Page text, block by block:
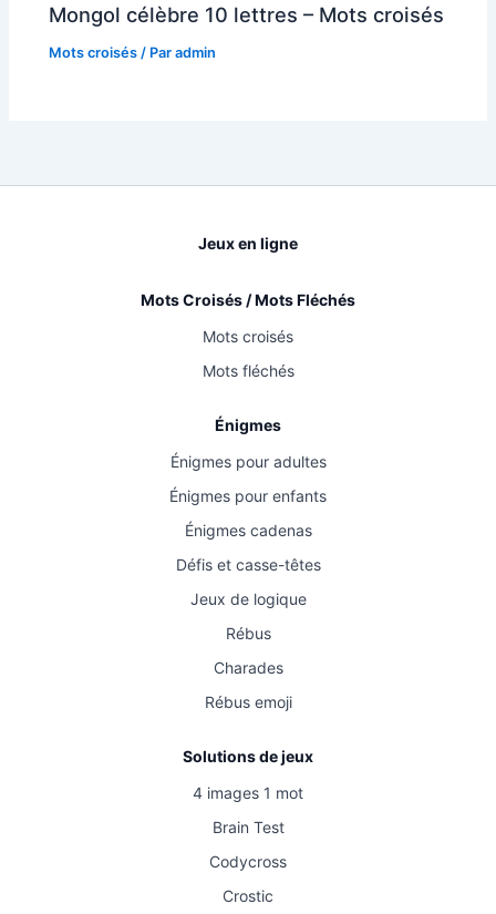
Mongol célèbre 10 lettres – Mots croisés
Mots croisés / Paradmin
Jeux en ligne
Mots Croisés / Mots Fléchés
Mots croisés
Mots fléchés
Énigmes
Énigmes pour adultes
Énigmes pour enfants
Énigmes cadenas
Défis et casse-têtes
Jeux de logique
Rébus
Charades
Rébus emoji
Solutions de jeux
4 images 1 mot
Brain Test
Codycross
Crostic